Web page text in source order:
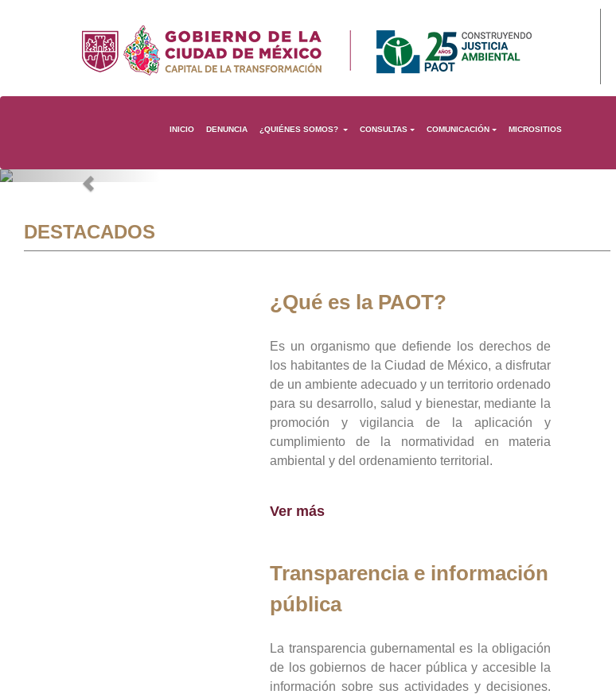
INICIO DENUNCIA ¿QUIÉNES SOMOS? CONSULTAS COMUNICACIÓN MICROSITIOS
Previous
DESTACADOS
¿Qué es la PAOT?
Es un organismo que defiende los derechos de
los habitantes de la Ciudad de México, a disfrutar
de un ambiente adecuado y un territorio ordenado
para su desarrollo, salud y bienestar, mediante la
promoción y vigilancia de la aplicación y
cumplimiento de la normatividad en materia
ambiental y del ordenamiento territorial.
Ver más
Transparencia e información
pública
La transparencia gubernamental es la obligación
de los gobiernos de hacer pública y accesible la
información sobre sus actividades y decisiones.